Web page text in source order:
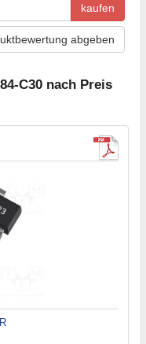
kaufen
abgeben
C30 nach Preis